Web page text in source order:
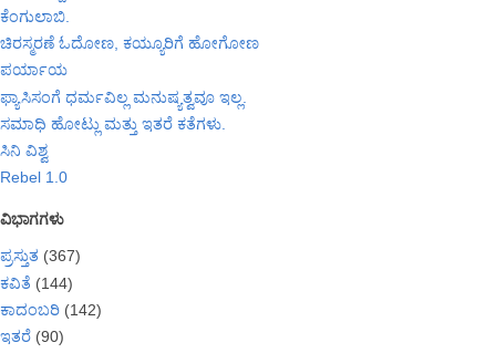
ಕೆಂಗುಲಾಬಿ.
ಚಿರಸ್ಮರಣೆ ಓದೋಣ, ಕಯ್ಯೂರಿಗೆ ಹೋಗೋಣ
ಪರ್ಯಾಯ
ಫ್ಯಾಸಿಸಂಗೆ ಧರ್ಮವಿಲ್ಲ ಮನುಷ್ಯತ್ವವೂ ಇಲ್ಲ.
ಸಮಾಧಿ ಹೋಟ್ಲು ಮತ್ತು ಇತರೆ ಕತೆಗಳು.
ಸಿನಿ ವಿಶ್ವ
Rebel 1.0
ವಿಭಾಗಗಳು
ಪ್ರಸ್ತುತ (367)
ಕವಿತೆ (144)
ಕಾದಂಬರಿ (142)
ಇತರೆ (90)